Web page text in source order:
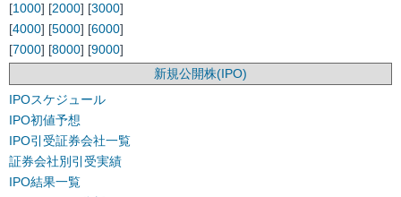
[1000] [2000] [3000]
[4000] [5000] [6000]
[7000] [8000] [9000]
新規公開株(IPO)
IPOスケジュール
IPO初値予想
IPO引受証券会社一覧
証券会社別引受実績
IPO結果一覧